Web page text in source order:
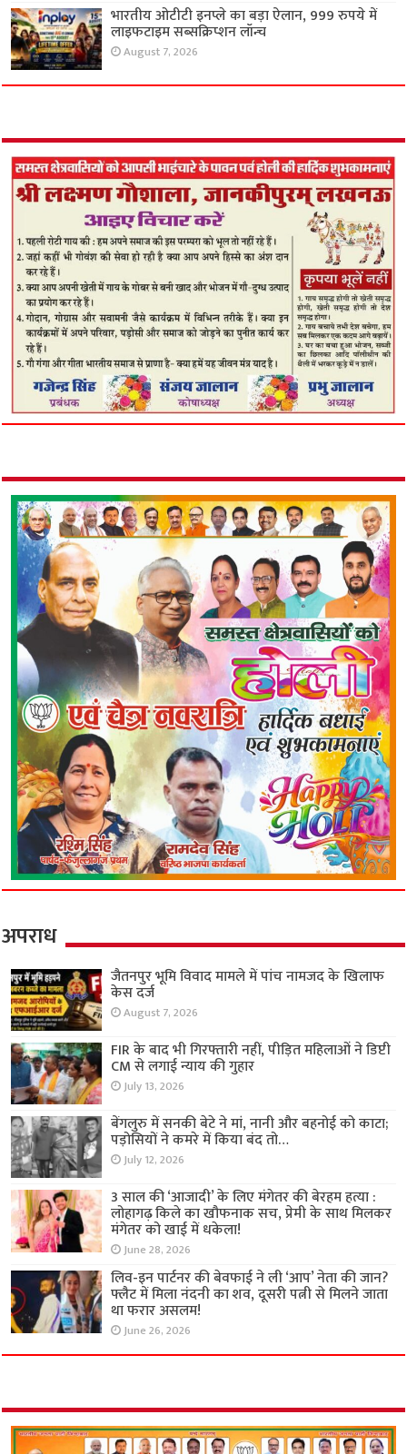
भारतीय ओटीटी इनप्ले का बड़ा ऐलान, 999 रुपये में
लाइफटाइम सब्सक्रिप्शन लॉन्च
August 7, 2026
अपराध
जैतनपुर भूमि विवाद मामले में पांच नामजद के खिलाफ
केस दर्ज
August 7, 2026
FIR के बाद भी गिरफ्तारी नहीं, पीड़ित महिलाओं ने डिप्टी
CM से लगाई न्याय की गुहार
July 13, 2026
बेंगलुरु में सनकी बेटे ने मां, नानी और बहनोई को काटा;
पड़ोसियों ने कमरे में किया बंद तो…
July 12, 2026
3 साल की ‘आजादी’ के लिए मंगेतर की बेरहम हत्या :
लोहागढ़ किले का खौफनाक सच, प्रेमी के साथ मिलकर
मंगेतर को खाई में धकेला!
June 28, 2026
लिव-इन पार्टनर की बेवफाई ने ली ‘आप’ नेता की जान?
फ्लैट में मिला नंदनी का शव, दूसरी पत्नी से मिलने जाता
था फरार असलम!
June 26, 2026